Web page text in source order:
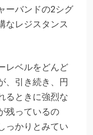
ーバンドの2シグ
なレジスタンス
レベルをどんど
、引き続き、円
るときに強烈な
残っているの
っかりとみてい